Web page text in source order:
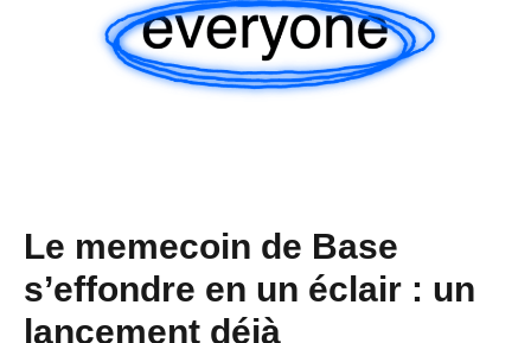
Le memecoin de Base
s’effondre en un éclair : un
lancement déjà